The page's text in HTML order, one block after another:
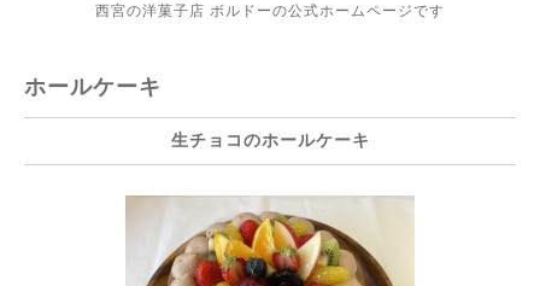
西宮の洋菓子店 ボルドーの公式ホームページです
ホールケーキ
生チョコのホールケーキ